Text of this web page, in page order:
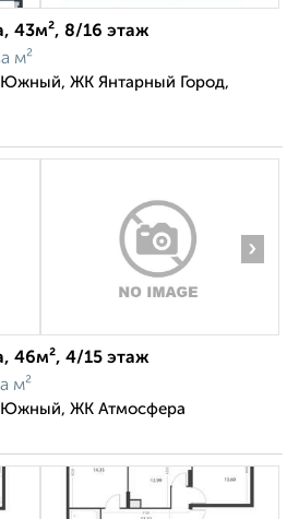
43м², 8/16 этаж
м²
ЖК Янтарный Город,
›
46м², 4/15 этаж
м²
Южный, ЖК Атмосфера